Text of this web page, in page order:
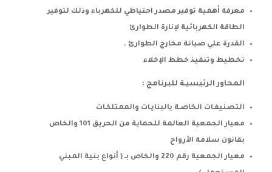
معرفة أهمية توفير مصدر احتياطي للكهرباء وذلك لتوفير
الطاقة الكهربائية لإنارة الطوارئ
القدرة علي صيانة مخارج الطوارئ .
تخطيط وتنفيذ خطط الإخلاء
المحاور الرئيسيـة للبرنامج :
التصنيفـات الخاصـة بالبنايـات والممتلكـات
معيار الجمعية العالمة للحماية من الحريق 101 والخاص
بقانون سلامة الأرواح
معيار الجمعية رقم 220 والخاص بـ ( أنواع بنية المبني